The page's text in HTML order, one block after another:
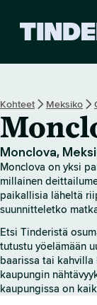
Kohteet Meksiko
Monclova,
Monclova on yksi
millainen
paikallisia läheltä
suunnitteletko
Etsi Tinderistä
tutustu yöelämään
baarissa tai kahvilla
kaupungin
kaupungissa on